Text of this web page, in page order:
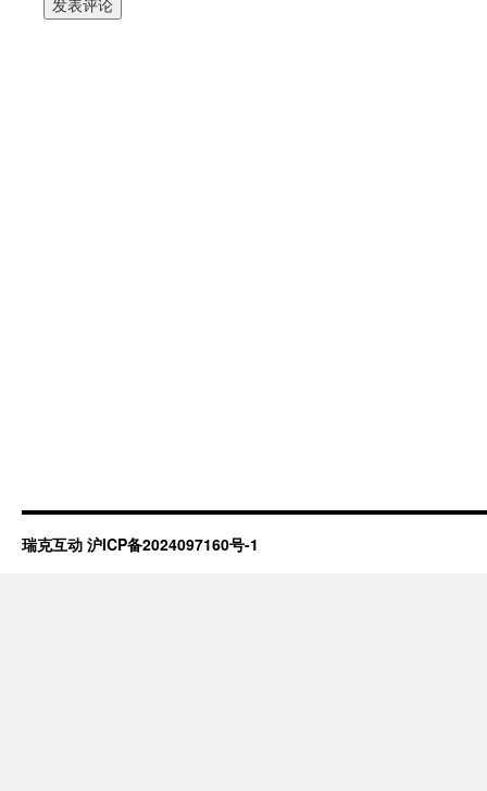
瑞克互动 沪ICP备2024097160号-1